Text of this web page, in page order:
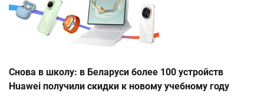
Снова в школу: в Беларуси более 100 устройств
Huawei получили скидки к новому учебному году